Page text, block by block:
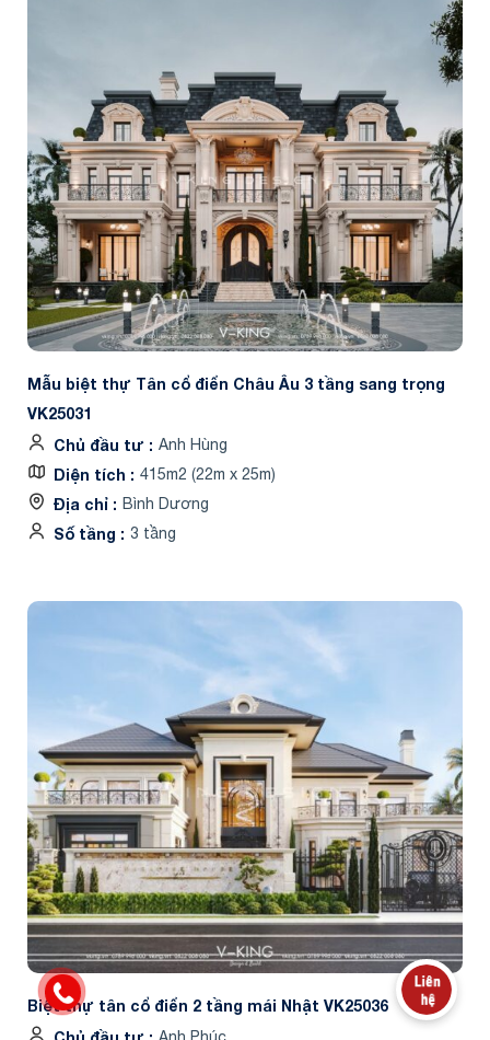
Mẫu biệt thự Tân cổ điển Châu Âu 3 tầng sang trọng
VK25031
Chủ đầu tư
Anh Hùng
Diện tích 415m2 (22m x 25m)
Địa chỉ Bình Dương
Số tầng 3 tầng
Biệt thự tân cổ điển 2 tầng mái Nhật VK25036